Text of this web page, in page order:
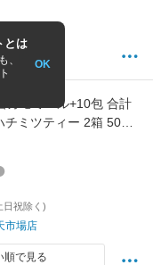
ェイン くわ 茶 健康 妊
除く)
自然食品
カモミール+10包 合計
ミツティー 2箱 50包
みつ紅茶 JB Honey`s
バッグ セイロンファミ
ス カフェ 蜂蜜紅茶 ノ
料無料
日祝除く)
市場店
順で見る
とは
、
OK